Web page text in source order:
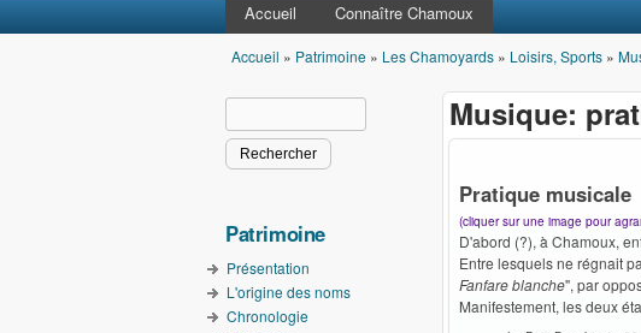
Accueil Connaître Chamoux
Vous êtes ici
Accueil » Patrimoine » Les Chamoyards » Loisirs, Sports »
Musique:
Pratique musicale
(cliquer sur une image pour
D'abord (?), à Chamoux,
Entre lesquels ne régnait
Fanfare blanche", par
Manifestement, les deux
Formulaire de recherche
Patrimoine
Présentation
L'origine des noms
Chronologie